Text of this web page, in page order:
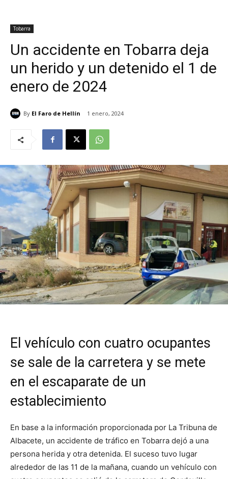
Tobarra
Un accidente en Tobarra deja
un herido y un detenido el 1 de
enero de 2024
By El Faro de Hellín 1 enero, 2024
El vehículo con cuatro ocupantes
se sale de la carretera y se mete
en el escaparate de un
establecimiento
En base a la información proporcionada por La Tribuna de
Albacete, un accidente de tráfico en Tobarra dejó a una
persona herida y otra detenida. El suceso tuvo lugar
alrededor de las 11 de la mañana, cuando un vehículo con